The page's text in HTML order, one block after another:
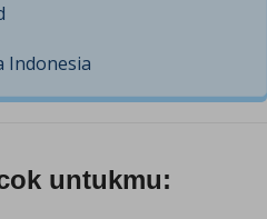
Indonesia
untukmu: